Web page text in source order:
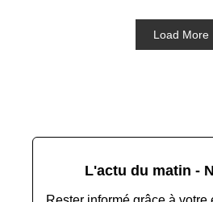
Load More
L'actu du matin -